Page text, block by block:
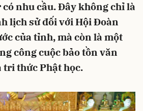
nhu cầu. Đây không chỉ là
lịch sử đối với Hội Đoàn
của tỉnh, mà còn là một
công cuộc bảo tồn văn
tri thức Phật học.